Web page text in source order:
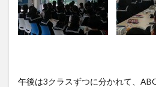
午後は3クラスずつに分かれて、